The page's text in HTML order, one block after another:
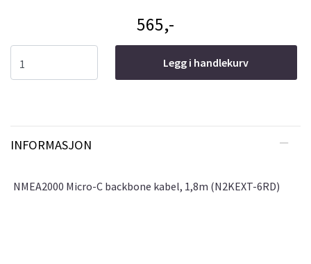
565,-
Legg i handlekurv
INFORMASJON
NMEA2000 Micro-C backbone kabel, 1,8m (N2KEXT-6RD)